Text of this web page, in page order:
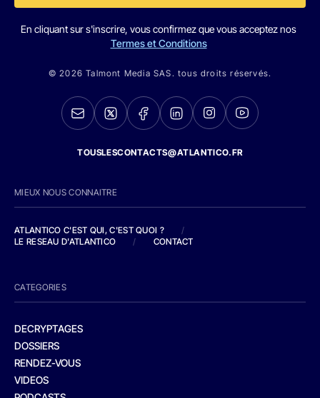
En cliquant sur s'inscrire, vous confirmez que vous acceptez nos
Termes et Conditions
© 2026 Talmont Media SAS. tous droits réservés.
TOUSLESCONTACTS@ATLANTICO.FR
MIEUX NOUS CONNAITRE
ATLANTICO C'EST QUI, C'EST QUOI ?
/
LE RESEAU D'ATLANTICO
/ CONTACT
CATEGORIES
DECRYPTAGES
DOSSIERS
RENDEZ-VOUS
VIDEOS